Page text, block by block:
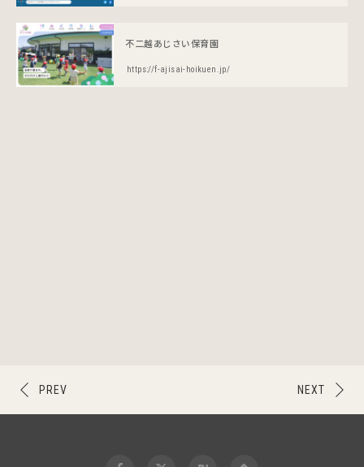
不二越あじさい保育園
https://f-ajisai-hoikuen.jp/
NEXT
PREV